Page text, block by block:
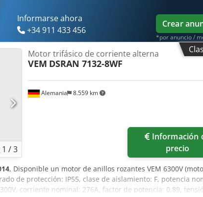
Informarse ahora
+34 911 433 456
Crear
*por anuncio /
1 /3
Alemania 8.559 km
Motor trifásico de corriente alterna
VEM DSRAN 7132-8WF
precio
, Disponible un motor de anillos rozantes VEM 6300V
de protección: IP55, clase de aislamiento: F, potencia
corriente nominal: 276A, factor de potencia: 0,89,